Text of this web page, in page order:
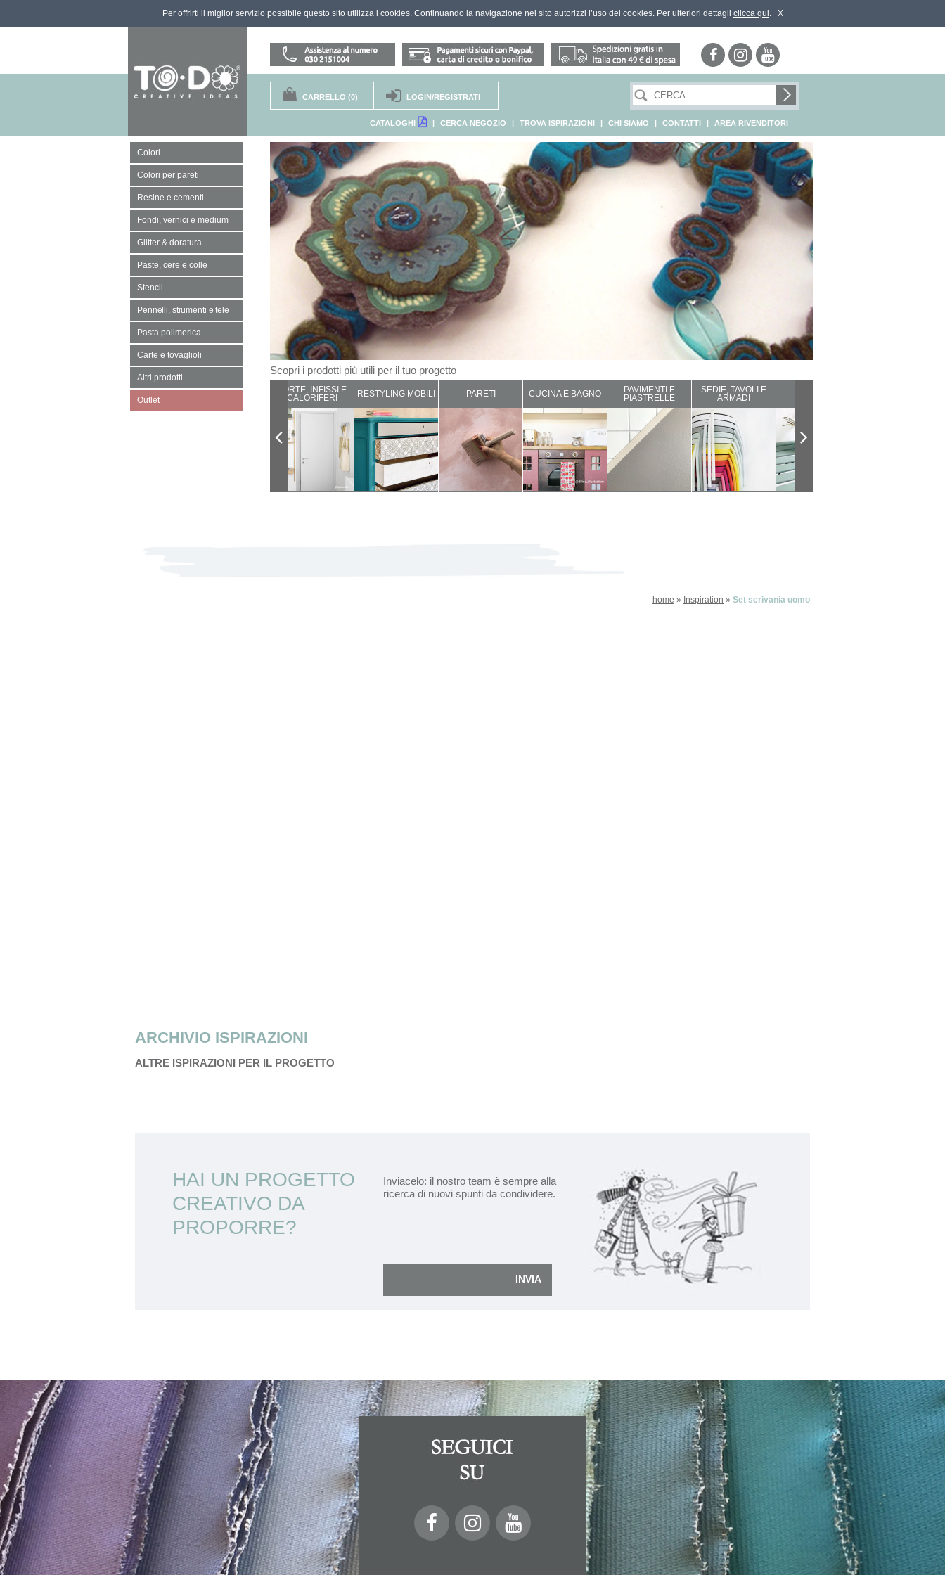
Per offrirti il miglior servizio possibile questo sito utilizza i cookies. Continuando la navigazione nel sito autorizzi l’uso dei cookies. Per ulteriori dettagli clicca qui. X
CARRELLO (0) LOGIN/REGISTRATI
CATALOGHI | CERCA NEGOZIO | TROVA ISPIRAZIONI | CHI SIAMO | CONTATTI | AREA RIVENDITORI
Colori
Colori per pareti
Resine e cementi
Fondi, vernici e medium
Glitter & doratura
Paste, cere e colle
Stencil
Pennelli, strumenti e tele
Pasta polimerica
Carte e tovaglioli
Altri prodotti
Outlet
Scopri i prodotti più utili per il tuo progetto
PORTE, INFISSI E
CALORIFERI
RESTYLING MOBILI PARETI CUCINA E BAGNO
PAVIMENTI E
PIASTRELLE
SEDIE, TAVOLI E
ARMADI
home » Inspiration » Set scrivania uomo
ARCHIVIO ISPIRAZIONI
ALTRE ISPIRAZIONI PER IL PROGETTO
HAI UN PROGETTO
CREATIVO DA
PROPORRE?
Inviacelo: il nostro team è sempre alla
ricerca di nuovi spunti da condividere.
INVIA